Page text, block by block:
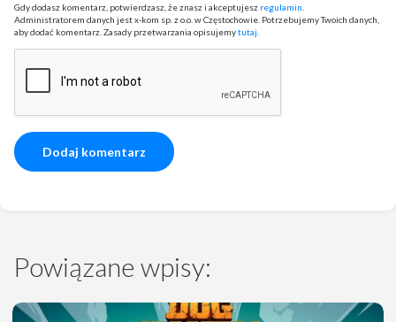
Gdy dodasz komentarz, potwierdzasz, że znasz i akceptujesz regulamin
Administratorem danych jest x-kom sp. z o.o. w Częstochowie. Potrzebujemy Twoich danych,
aby dodać komentarz. Zasady przetwarzania opisujemytutaj
Powiązane wpisy: